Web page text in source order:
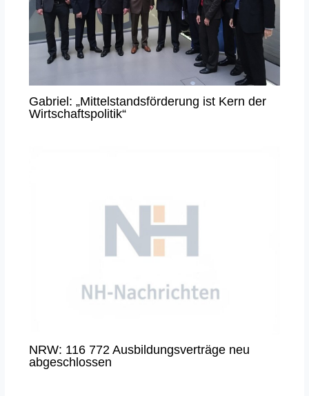
Gabriel: „Mittelstandsförderung ist Kern der
Wirtschaftspolitik“
NRW: 116 772 Ausbildungsverträge neu
abgeschlossen